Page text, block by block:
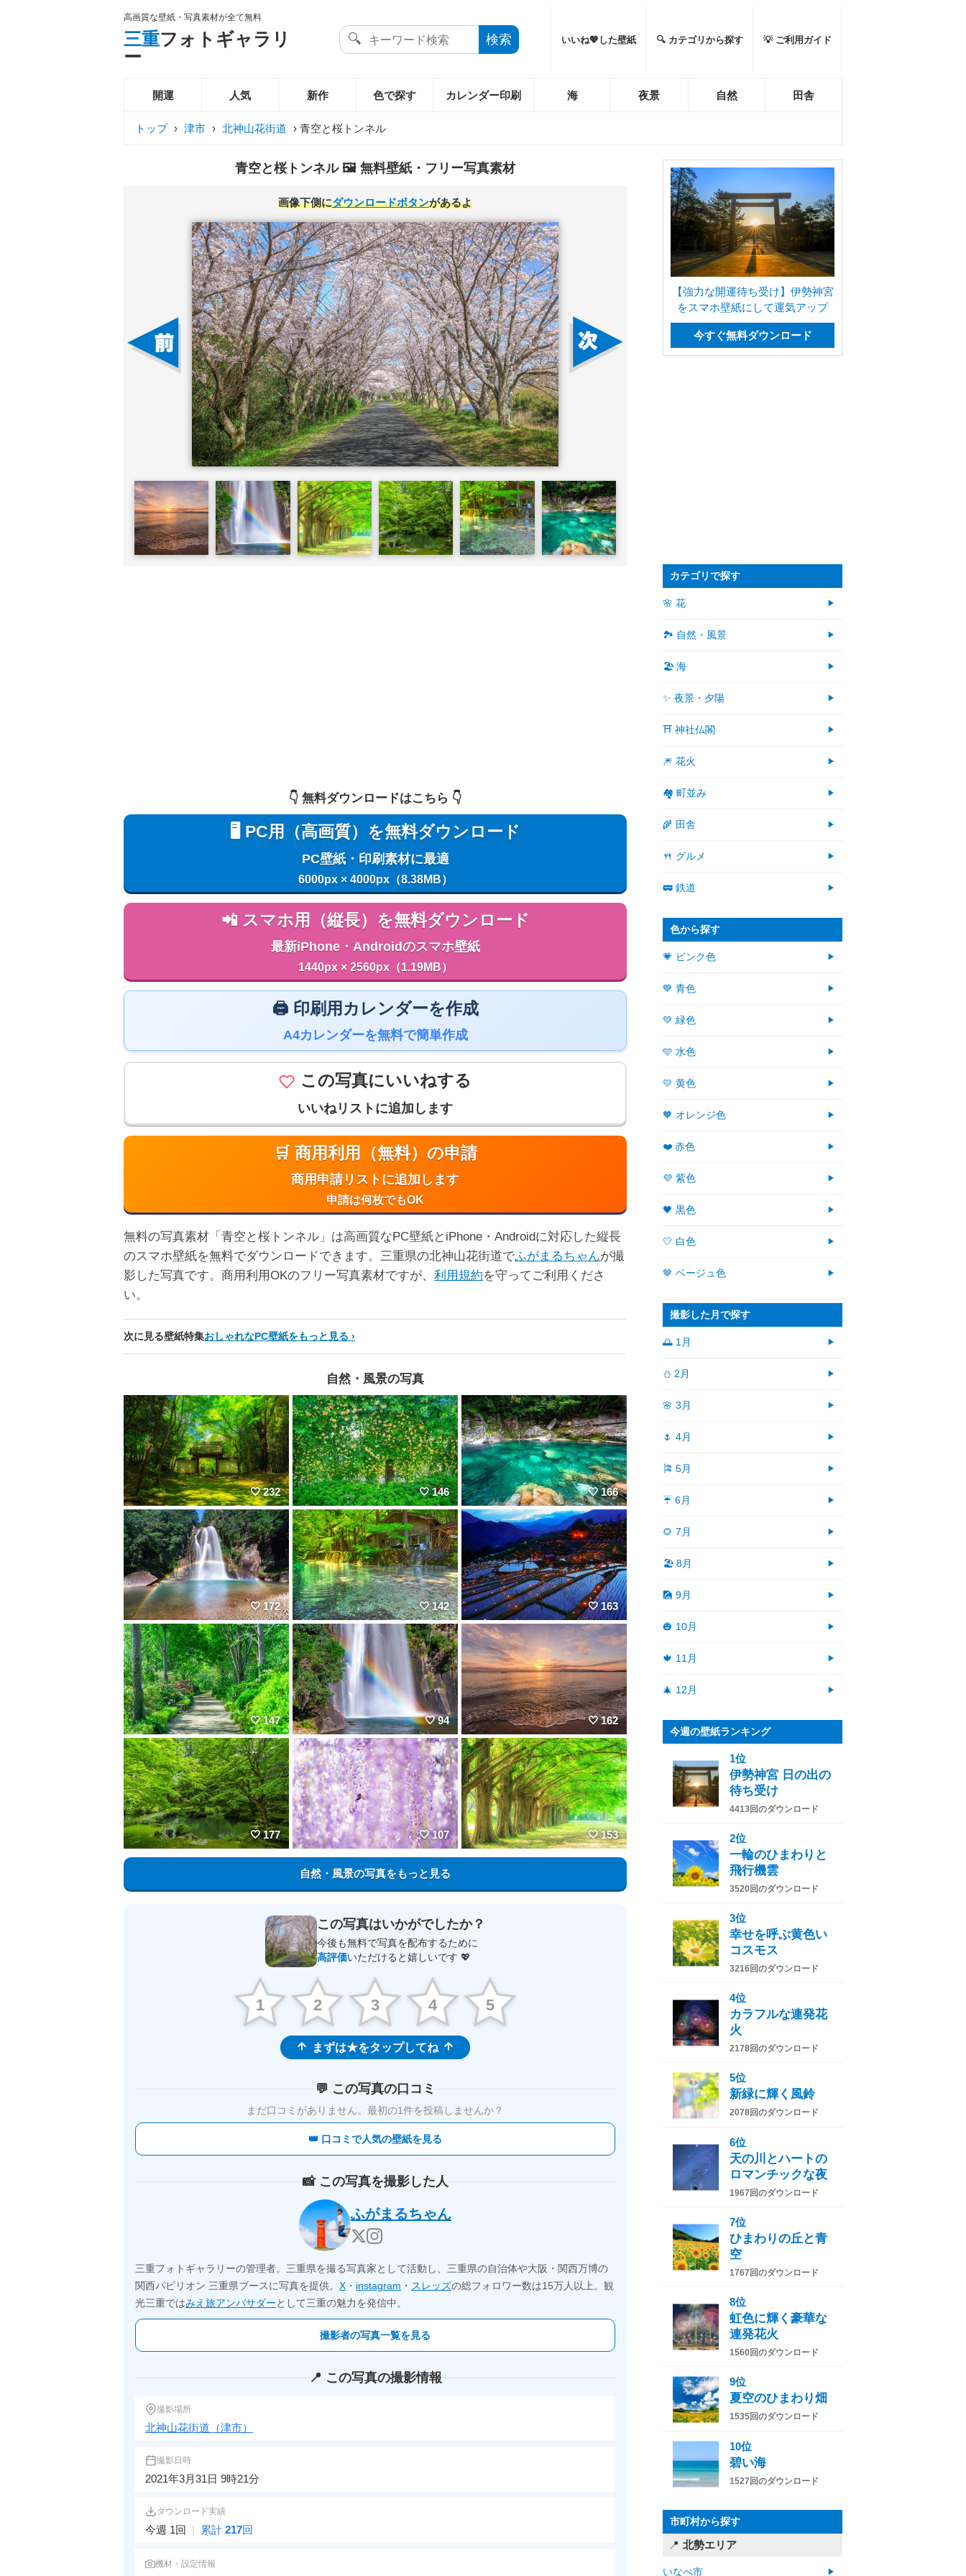
高画質な壁紙・写真素材が全て無料
三重フォトギャラリ
ー
いいね💖した壁紙 🔍 カテゴリから探す 💡 ご利用ガイド
開運 人気 新作 色で探す カレンダー印刷 海 夜景 自然 田舎
トップ › 津市 › 北神山花街道 › 青空と桜トンネル
青空と桜トンネル 🖼️ 無料壁紙・フリー写真素材
画像下側にダウンロードボタンがあるよ
👇️ 無料ダウンロードはこちら 👇️
🖥️ PC用（高画質）を無料ダウンロード
PC壁紙・印刷素材に最適
6000px × 4000px（8.38MB）
📲 スマホ用（縦長）を無料ダウンロード
最新iPhone・Androidのスマホ壁紙
1440px × 2560px（1.19MB）
🖨️ 印刷用カレンダーを作成
A4カレンダーを無料で簡単作成
この写真にいいねする
いいねリストに追加します
🛒 商用利用（無料）の申請
商用申請リストに追加します
申請は何枚でもOK
無料の写真素材「青空と桜トンネル」は高画質なPC壁紙とiPhone・Androidに対応した縦長
のスマホ壁紙を無料でダウンロードできます。三重県の北神山花街道でふがまるちゃんが撮
影した写真です。商用利用OKのフリー写真素材ですが、 利用規約を守ってご利用くださ
い。
次に見る壁紙特集おしゃれなPC壁紙をもっと見る
自然・風景の写真
232 146 166
172 142 163
147 94 162
177 107 153
自然・風景の写真をもっと見る
この写真はいかがでしたか？
今後も無料で写真を配布するために
高評価いただけると嬉しいです 💖
1 2 3 4 5
まずは★をタップしてね
💬 この写真の口コミ
まだ口コミがありません。 最初の1件を投稿しませんか？
👑 口コミで人気の壁紙を見る
📸 この写真を撮影した人
ふがまるちゃん
三重フォトギャラリーの管理者。三重県を撮る写真家として活動し、三重県の自治体や大阪・関西万博の
関西パビリオン 三重県ブースに写真を提供。 X ・ instagram ・ スレッズの総フォロワー数は15万人以上。観
光三重ではみえ旅アンバサダーとして三重の魅力を発信中。
撮影者の写真一覧を見る
📍 この写真の撮影情報
撮影場所
北神山花街道（津市）
撮影日時
2021年3月31日 9時21分
ダウンロード実績
今週 1回 | 累計 217回
機材・設定情報
【強力な開運待ち受け】伊勢神宮
をスマホ壁紙にして運気アップ
今すぐ無料ダウンロード
カテゴリで探す
🌸 花
🏞️ 自然・風景
🏖 海
✨ 夜景・夕陽
⛩ 神社仏閣
🎆 花火
🏘 町並み
🌾 田舎
🍴 グルメ
🚃 鉄道
色から探す
💗 ピンク色
💙 青色
💚 緑色
🩵 水色
💛 黄色
🧡 オレンジ色
❤️ 赤色
💜 紫色
🖤 黒色
🤍 白色
🤎 ベージュ色
撮影した月で探す
🌅 1月
⛄ 2月
🌸 3月
🌷 4月
🎏 5月
☔ 6月
🌻 7月
🏖 8月
🎑 9月
🎃 10月
🍁 11月
🎄 12月
今週の壁紙ランキング
1位
伊勢神宮 日の出の
待ち受け
4413回のダウンロード
2位
一輪のひまわりと
飛行機雲
3520回のダウンロード
3位
幸せを呼ぶ黄色い
コスモス
3216回のダウンロード
4位
カラフルな連発花
火
2178回のダウンロード
5位
新緑に輝く風鈴
2078回のダウンロード
6位
天の川とハートの
ロマンチックな夜
1967回のダウンロード
7位
ひまわりの丘と青
空
1767回のダウンロード
8位
虹色に輝く豪華な
連発花火
1560回のダウンロード
9位
夏空のひまわり畑
1535回のダウンロード
10位
碧い海
1527回のダウンロード
市町村から探す
北勢エリア
いなべ市